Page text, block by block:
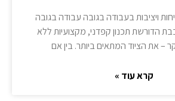
ויציבות בעבודה בגובה עבודה בגובה
הדורשת תכנון קפדני, מקצועיות ללא
– את הציוד המתאים ביותר. בין אם
קרא עוד »